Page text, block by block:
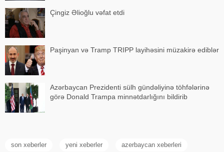
Çingiz Əlioğlu vəfat etdi
Paşinyan və Tramp TRIPP layihəsini müzakirə ediblər
Azərbaycan Prezidenti sülh gündəliyinə töhfələrinə
görə Donald Trampa minnətdarlığını bildirib
son xeberler yeni xeberler azerbaycan xeberleri